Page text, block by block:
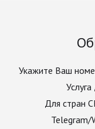
Укажите Ваш
Для стран